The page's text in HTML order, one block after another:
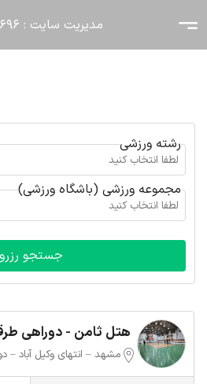
مدیریت سایت : 09155046696
رشته ورزشی
لطفا انتخاب کنید
مجموعه ورزشی (باشگاه ورزشی)
لطفا انتخاب کنید
هتل ثامن - دوراهی
مشهد – انتهای وکیل آباد –
جاده طرقبه – هتل ثامن